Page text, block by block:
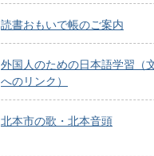
読書おもいで帳のご案内
外国人のための日本語学習（
へのリンク）
北本市の歌・北本音頭